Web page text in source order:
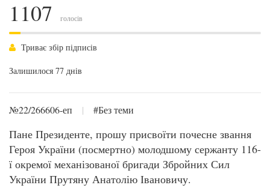
1107 голосів
Триває збір підписів
Залишилося 77 днів
№22/266606-еп | #Без теми
Пане Президенте, прошу присвоїти почесне звання
Героя України (посмертно) молодшому сержанту 116-
ї окремої механізованої бригади Збройних Сил
України Прутяну Анатолію Івановичу.